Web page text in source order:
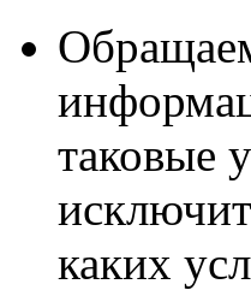
таковые
каких